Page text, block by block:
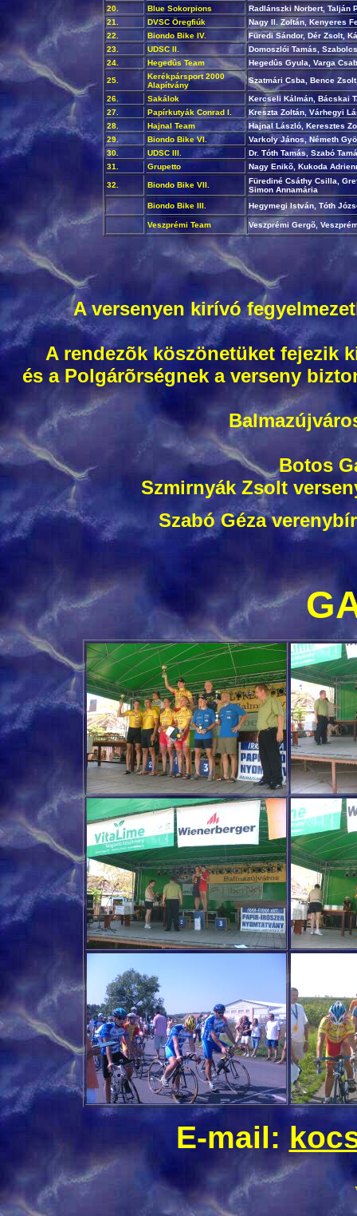
20.
Blue Sokorpions
Radlánszki Norbert, Talján
21.
DVSC Öregfiúk
Nagy II. Zoltán, Kenyeres
22.
Biondo Bike IV.
Füredi Sándor, Dér Zsolt,
23.
UDSC II.
Domoszlói Tamás,
24.
Hegedûs Team
Hegedûs Gyula, Varga
25.
Kerékpársport 2000
Alapítvány
Szatmári Csba, Bence
26. Sakálok
Kercseli Kálmán, Bácskai
27.
Papírkutyák Conrad I.
Kreszta Zoltán, Várhegyi
28.
Hajnal Team
Hajnal László, Keresztes
29.
Biondo Bike VI.
Varkoly János, Németh
30.
UDSC III.
Dr. Tóth Tamás, Szabó
31.
Grupetto Nagy Enikõ, Kukoda
32. Biondo Bike VII.
Fürediné Csáthy Csilla,
Simon Annamária
Biondo Bike III.
Hegymegi István, Tóth
Veszprémi Team Veszprémi Gergõ,
A versenyen kirívó
A rendezõk köszönetüket fejezik
és a Polgárõrségnek a verseny
Botos
Szmirnyák Zsolt
Szabó Géza
E-mail: